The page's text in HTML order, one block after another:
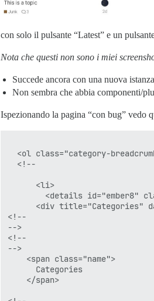
con solo il pulsante “Latest” e un
Nota che questi non sono i miei
Succede ancora con una nuova
Non sembra che abbia componenti/
Ispezionando la pagina “con bug” vedo
<ol class="category-
  <!--
      <li>
<details id="ember8"
<div title="Categories"
<!--
-->
<!--
-->
    <span class="name">
      Categories
    </span>